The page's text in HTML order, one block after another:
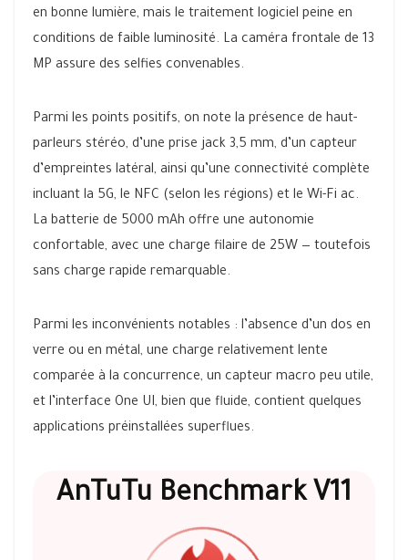
en bonne lumière, mais le traitement logiciel peine en
conditions de faible luminosité. La caméra frontale de 13
MP assure des selfies convenables.
Parmi les points positifs, on note la présence de haut-
parleurs stéréo, d’une prise jack 3,5 mm, d’un capteur
d’empreintes latéral, ainsi qu’une connectivité complète
incluant la 5G, le NFC (selon les régions) et le Wi-Fi ac.
La batterie de 5000 mAh offre une autonomie
confortable, avec une charge filaire de 25W — toutefois
sans charge rapide remarquable.
Parmi les inconvénients notables : l’absence d’un dos en
verre ou en métal, une charge relativement lente
comparée à la concurrence, un capteur macro peu utile,
et l’interface One UI, bien que fluide, contient quelques
applications préinstallées superflues.
AnTuTu Benchmark V11